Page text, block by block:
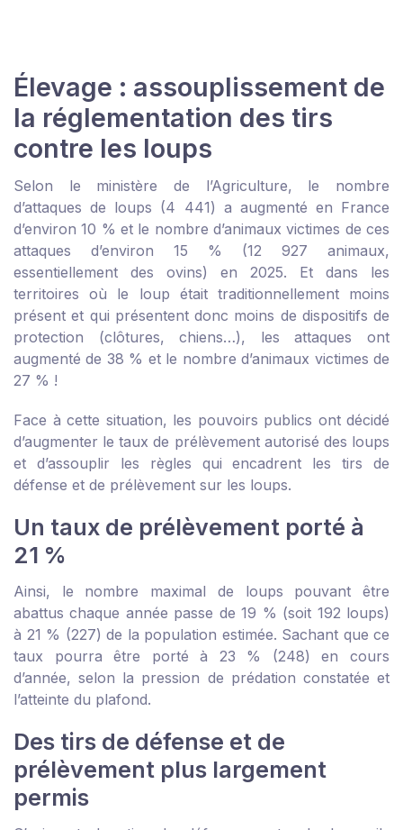
Élevage : assouplissement de
la réglementation des tirs
contre les loups
Selon le ministère de l’Agriculture, le nombre
d’attaques de loups (4 441) a augmenté en France
d’environ 10 % et le nombre d’animaux victimes de ces
attaques d’environ 15 % (12 927 animaux,
essentiellement des ovins) en 2025. Et dans les
territoires où le loup était traditionnellement moins
présent et qui présentent donc moins de dispositifs de
protection (clôtures, chiens…), les attaques ont
augmenté de 38 % et le nombre d’animaux victimes de
27 % !
Face à cette situation, les pouvoirs publics ont décidé
d’augmenter le taux de prélèvement autorisé des loups
et d’assouplir les règles qui encadrent les tirs de
défense et de prélèvement sur les loups.
Un taux de prélèvement porté à
21 %
Ainsi, le nombre maximal de loups pouvant être
abattus chaque année passe de 19 % (soit 192 loups)
à 21 % (227) de la population estimée. Sachant que ce
taux pourra être porté à 23 % (248) en cours
d’année, selon la pression de prédation constatée et
l’atteinte du plafond.
Des tirs de défense et de
prélèvement plus largement
permis